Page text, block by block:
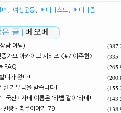
녀 여성운동 페미니스트 페미니즘
글 | 베오베
담 아님)
중가요 아카이브 시리즈 <#7 이주헌>
FAQ
디가 왔다!
한 기부금을 받습니다!
국산? 자네 이름은 '라벨 갈이'라네!
천왕 - 충주이야기 79